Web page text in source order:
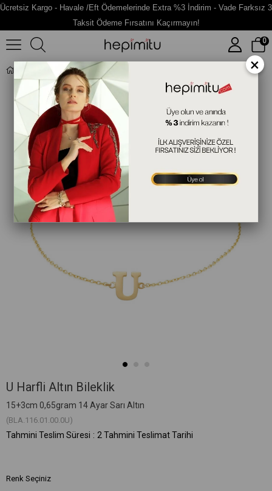
Ücretsiz Kargo - Havale /Eft Ödemelerinde Extra %3 İndirim - Vade Farksız 3
Taksit Ödeme Fırsatını Kaçırmayın!
0
U Harfli Altın Bileklik
U Harfli Altın Bileklik
15+3cm 0,65gram 14 Ayar Sarı Altın
(BLA.116.01.00.0U)
Tahmini Teslim Süresi : 2 Tahmini Teslimat Tarihi
Renk Seçiniz
×